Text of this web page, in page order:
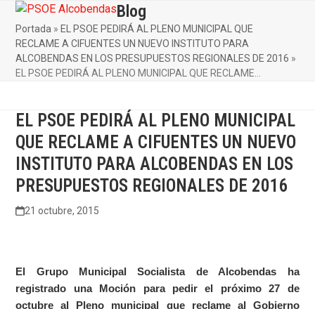
Skip
content
Open
mobile
menu
Close
mobile
menu
Blog
Portada » EL PSOE PEDIRÁ AL PLENO MUNICIPAL QUE
RECLAME A CIFUENTES UN NUEVO INSTITUTO PARA
ALCOBENDAS EN LOS PRESUPUESTOS REGIONALES DE 2016 »
EL PSOE PEDIRÁ AL PLENO MUNICIPAL QUE RECLAME…
EL PSOE PEDIRÁ AL PLENO MUNICIPAL
QUE RECLAME A CIFUENTES UN NUEVO
INSTITUTO PARA ALCOBENDAS EN LOS
PRESUPUESTOS REGIONALES DE 2016
21 octubre, 2015
El Grupo Municipal Socialista de Alcobendas ha
registrado una Moción para pedir el próximo 27 de
octubre al Pleno municipal que reclame al Gobierno